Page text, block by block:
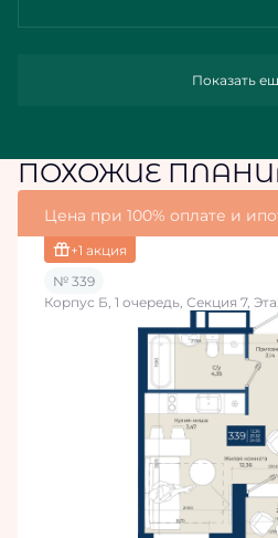
Показать
ПОХОЖИЕ
Цена при 100% оплате и
+1 акция
№ 339
Корпус Б, 1 очередь, Секция 7,